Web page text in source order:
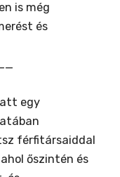
is még
és
egy
férfitársaiddal
őszintén és